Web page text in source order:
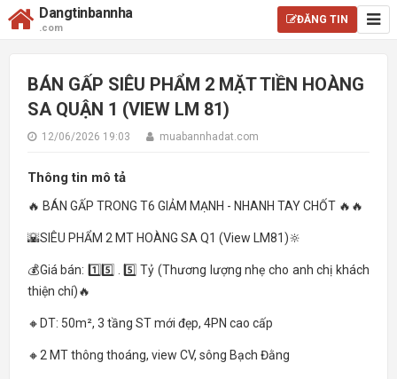
Dangtinbannha
.com
ĐĂNG TIN
BÁN GẤP SIÊU PHẨM 2 MẶT TIỀN HOÀNG
SA QUẬN 1 (VIEW LM 81)
12/06/2026 19:03 muabannhadat.com
Thông tin mô tả
🔥 BÁN GẤP TRONG T6 GIẢM MẠNH - NHANH TAY CHỐT 🔥🔥
🌇SIÊU PHẨM 2 MT HOÀNG SA Q1 (View LM81)🔆
💰Giá bán: 1️⃣5️⃣ . 5️⃣ Tỷ (Thương lượng nhẹ cho anh chị khách
thiện chí)🔥
🔸DT: 50m², 3 tầng ST mới đẹp, 4PN cao cấp
🔸2 MT thông thoáng, view CV, sông Bạch Đằng